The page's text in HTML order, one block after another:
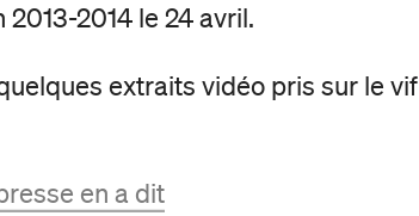
2013-2014 le 24 avril.
extraits vidéo pris sur le vif
en a dit